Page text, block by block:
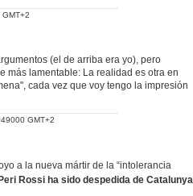
(el de arriba era yo), pero
más lamentable: La realidad es otra en
cada vez que voy tengo la impresión
GMT+2
a la nueva mártir de la “intolerancia
Rossi ha sido despedida de Catalunya